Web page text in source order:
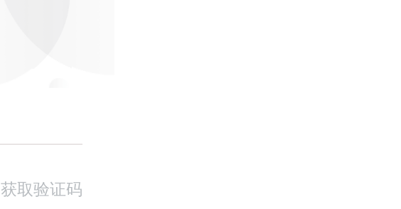
获取验证码